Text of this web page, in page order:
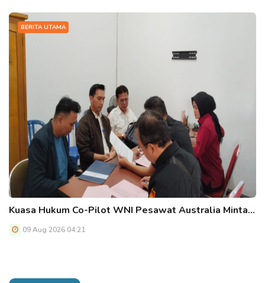
BERITA UTAMA
Kuasa Hukum Co-Pilot WNI Pesawat Australia Minta…
09 Aug 2026 04:21